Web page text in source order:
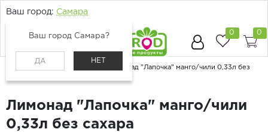
Ваш город: Самара
Ваш город Самара?
ДА НЕТ
0 0
Лимонад "Лапочка" манго/чили 0,33л без
Лимонад "Лапочка" манго/чили
0,33л без сахара